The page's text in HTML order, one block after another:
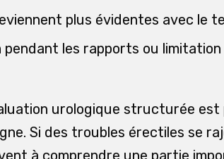
plus évidentes avec le
les rapports ou
urologique structurée est
Si des troubles érectiles se
à comprendre une partie